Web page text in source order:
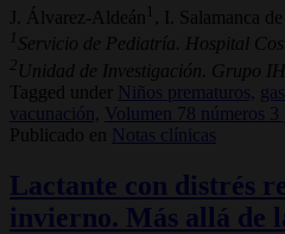
J. Álvarez-Aldeán 1 , I. Salamanca
1 Servicio de Pediatría. Hospital
2 Unidad de Investigación. Grupo
Tagged under
Niños prematuros,
vacunación,
Volumen 78 números
Publicado en
Notas clínicas
Lactante con distrés
invierno. Más allá de